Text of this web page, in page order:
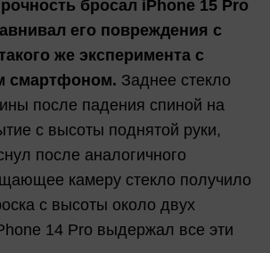
бросал iPhone 15 Pro
его повреждения с
же эксперимента с
смартфоном. Заднее стекло
после падения спиной на
с высоты поднятой руки,
после аналогичного
камеру стекло получило
с высоты около двух
14 Pro выдержал все эти